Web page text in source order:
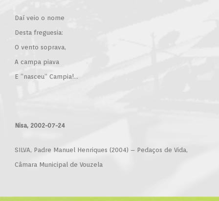
Daí veio o nome
Desta freguesia:
O vento soprava,
A campa piava
E “nasceu” Campia!…
Nisa, 2002-07-24
SILVA, Padre Manuel Henriques (2004) – Pedaços de Vida,
Câmara Municipal de Vouzela